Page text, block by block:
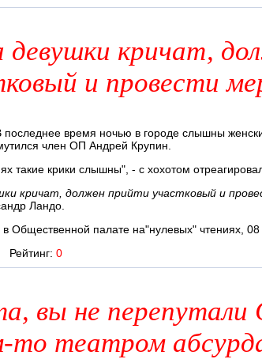
девушки кричат,
и провести
последнее время ночью в городе слышны
член ОП Андрей Крупин.
такие крики слышны", - с хохотом
кричат, должен прийти участковый и
Ландо.
в Общественной палате на"нулевых" чтениях,
Рейтинг: 0
вы не перепутали
то театром